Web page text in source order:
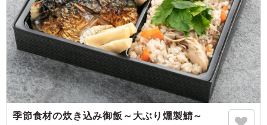
※写真は「C：おかかチーズのおにぎり・オリーブ味噌のおに
ぎり・サバカレーのおにぎり」です。
5.0
冷めたままでも味付けがしっかりしていておいしく食べら
れました。 多すぎず少なすぎない適度なボリューム感
で、栄養バランスも考えられており彩もよく、女性にも好
評でした。 メインの鳥肉の煮込みがとてもおいしかった
です。
季節食材の炊き込み御飯～大ぶり燻製鯖～